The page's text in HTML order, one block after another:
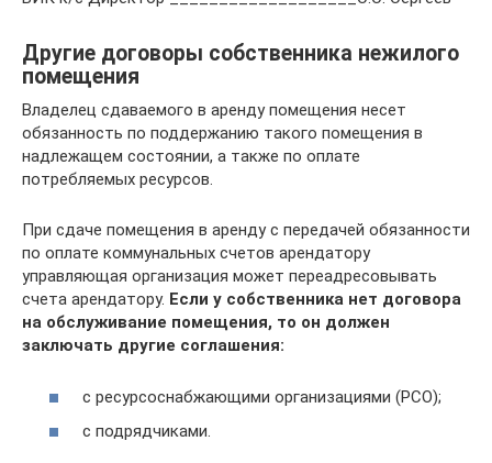
Другие договоры собственника нежилого
помещения
Владелец сдаваемого в аренду помещения несет
обязанность по поддержанию такого помещения в
надлежащем состоянии, а также по оплате
потребляемых ресурсов.
При сдаче помещения в аренду с передачей обязанности
по оплате коммунальных счетов арендатору
управляющая организация может переадресовывать
счета арендатору. Если у собственника нет договора
на обслуживание помещения, то он должен
заключать другие соглашения:
с ресурсоснабжающими организациями (РСО);
с подрядчиками.